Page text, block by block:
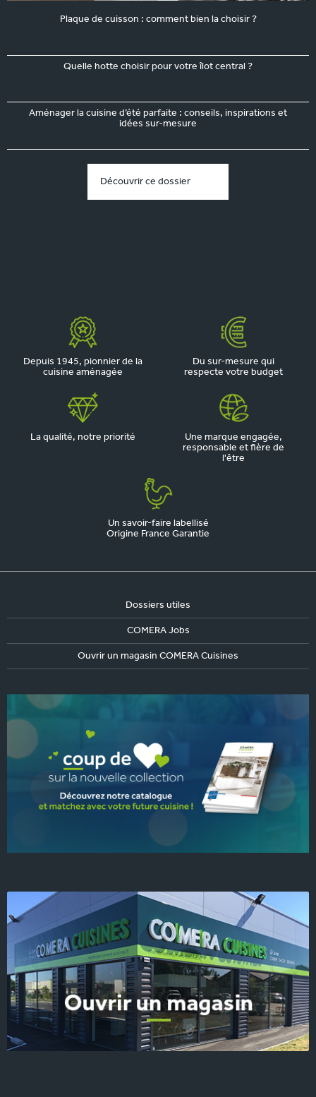
Plaque de cuisson : comment bien la choisir ?
Quelle hotte choisir pour votre îlot central ?
Aménager la cuisine d’été parfaite : conseils, inspirations et
idées sur-mesure
Découvrir ce dossier
Depuis 1945, pionnier de la
cuisine aménagée
Du sur-mesure qui
respecte votre budget
La qualité, notre priorité
Une marque engagée,
responsable et fière de
l'être
Un savoir-faire labellisé
Origine France Garantie
Dossiers utiles
COMERA Jobs
Ouvrir un magasin COMERA Cuisines